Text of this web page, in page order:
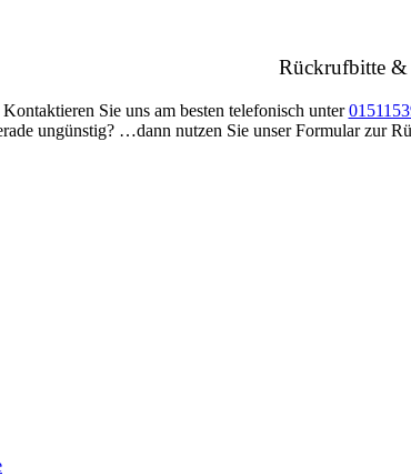
Rückrufbitte &
Kontaktieren Sie uns am besten telefonisch unter
ungünstig? …dann nutzen Sie unser Formular zur